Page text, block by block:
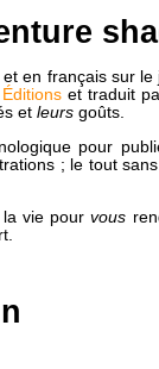
en français sur le
et traduit
et leurs goûts.
pour
; le tout
la vie pourvous